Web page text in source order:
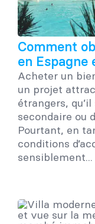
Comment
en Espagne
Acheter un
un projet
étrangers, qu’il
secondaire ou
Pourtant, en
conditions
sensiblement...